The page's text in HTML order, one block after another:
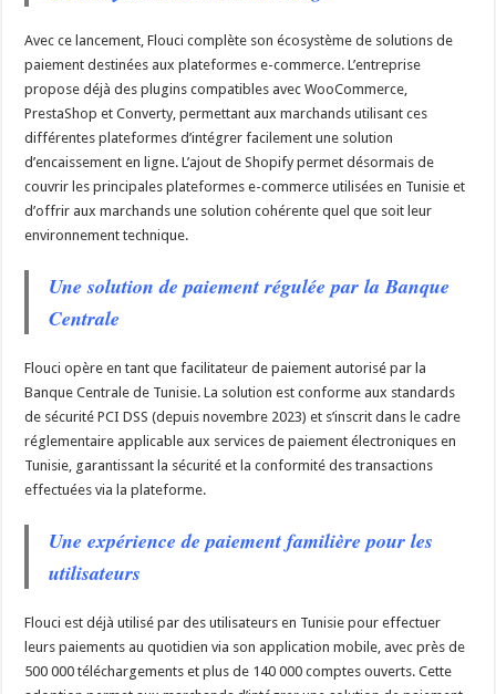
Avec ce lancement, Flouci complète son écosystème de solutions de
paiement destinées aux plateformes e-commerce. L’entreprise
propose déjà des plugins compatibles avec WooCommerce,
PrestaShop et Converty, permettant aux marchands utilisant ces
différentes plateformes d’intégrer facilement une solution
d’encaissement en ligne. L’ajout de Shopify permet désormais de
couvrir les principales plateformes e-commerce utilisées en Tunisie et
d’offrir aux marchands une solution cohérente quel que soit leur
environnement technique.
Une solution de paiement régulée par la Banque
Centrale
Flouci opère en tant que facilitateur de paiement autorisé par la
Banque Centrale de Tunisie. La solution est conforme aux standards
de sécurité PCI DSS (depuis novembre 2023) et s’inscrit dans le cadre
réglementaire applicable aux services de paiement électroniques en
Tunisie, garantissant la sécurité et la conformité des transactions
effectuées via la plateforme.
Une expérience de paiement familière pour les
utilisateurs
Flouci est déjà utilisé par des utilisateurs en Tunisie pour effectuer
leurs paiements au quotidien via son application mobile, avec près de
500 000 téléchargements et plus de 140 000 comptes ouverts. Cette